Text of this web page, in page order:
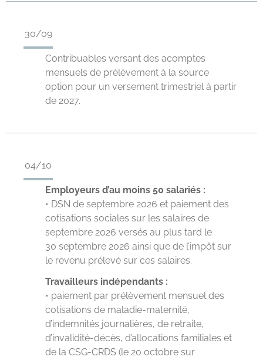
30/09
Contribuables versant des acomptes
mensuels de prélèvement à la source
option pour un versement trimestriel à partir
de 2027.
04/10
Employeurs d’au moins 50 salariés :
• DSN de septembre 2026 et paiement des
cotisations sociales sur les salaires de
septembre 2026 versés au plus tard le
30 septembre 2026 ainsi que de l’impôt sur
le revenu prélevé sur ces salaires.
Travailleurs indépendants :
• paiement par prélèvement mensuel des
cotisations de maladie-maternité,
d’indemnités journalières, de retraite,
d’invalidité-décès, d’allocations familiales et
de la CSG-CRDS (le 20 octobre sur